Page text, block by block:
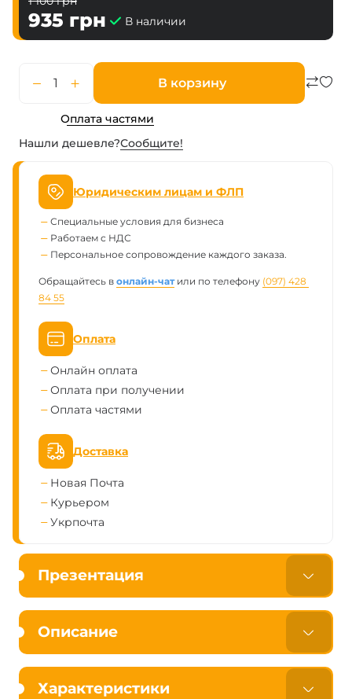
935 грн В наличии
В корзину
Оплата частями
Нашли дешевле?Сообщите!
Юридическим лицам и ФЛП
Специальные условия для бизнеса
Работаем с НДС
Персональное сопровождение каждого заказа.
Обращайтесь в онлайн-чатили по телефону (097) 428
84 55
Оплата
Онлайн оплата
Оплата при получении
Оплата частями
Доставка
Новая Почта
Курьером
Укрпочта
Презентация
Описание
Характеристики